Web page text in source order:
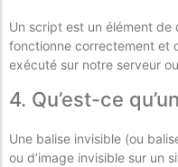
Un script est un élément
fonctionne correctement et
exécuté sur notre serveur
4. Qu’est-ce
Une balise invisible (ou
ou d’image invisible sur un